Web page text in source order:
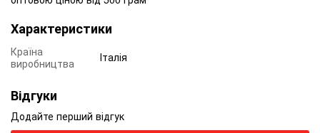
Характеристики
Країна
виробництва
Італія
Відгуки
Додайте перший відгук